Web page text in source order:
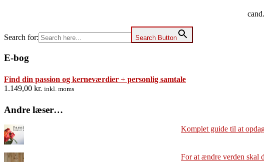
Search for: Search Button
E-bog
Find din passion og kerneværdier + personlig samtale
1.149,00 kr. inkl. moms
Andre læser…
Komplet guide til at
For at ændre verden skal